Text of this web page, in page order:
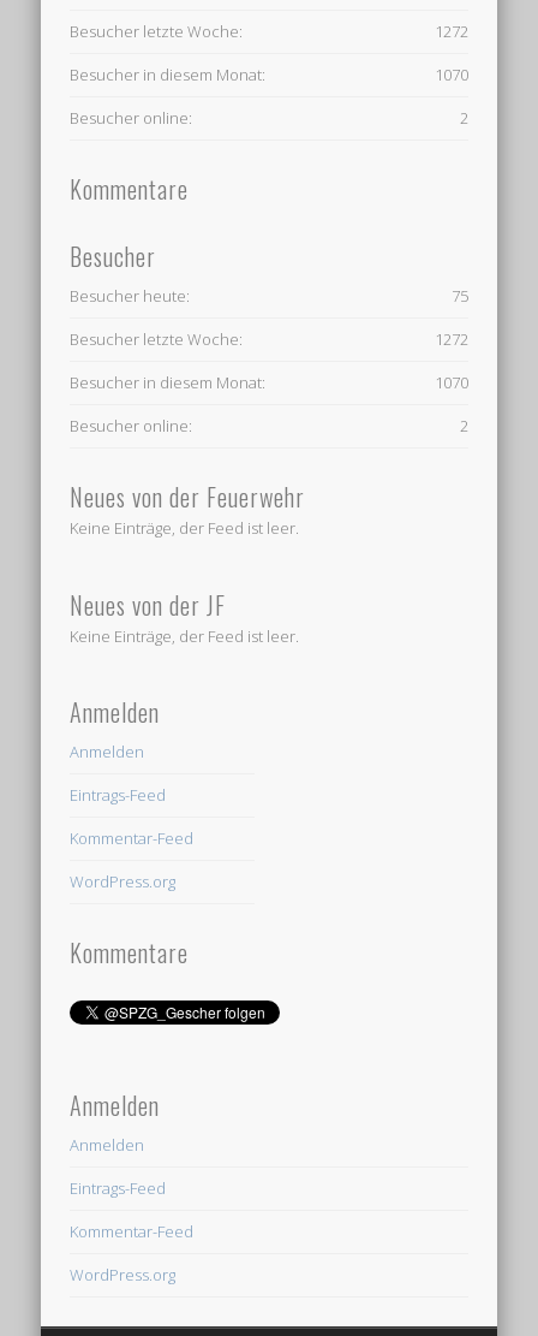
1272
Besucher letzte Woche:
1070
Besucher in diesem Monat:
2
Besucher online:
Kommentare
Besucher
75
Besucher heute:
1272
Besucher letzte Woche:
1070
Besucher in diesem Monat:
2
Besucher online:
Neues von der Feuerwehr
Keine Einträge, der Feed ist leer.
Neues von der JF
Keine Einträge, der Feed ist leer.
Anmelden
Anmelden
Eintrags-Feed
Kommentar-Feed
WordPress.org
Kommentare
Anmelden
Anmelden
Eintrags-Feed
Kommentar-Feed
WordPress.org